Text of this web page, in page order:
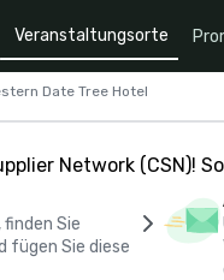
Veranstaltungsorte
Date Tree Hotel
Network (CSN)!
Sie
fügen Sie diese